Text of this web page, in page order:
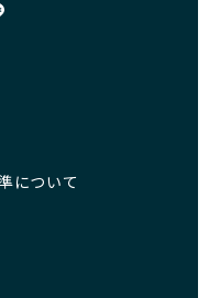
について